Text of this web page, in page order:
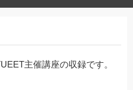
主催講座の収録です。